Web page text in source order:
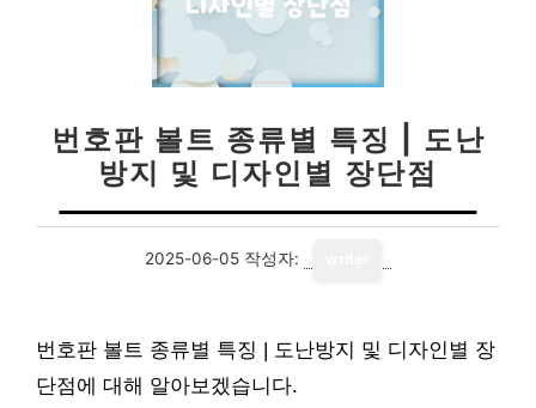
번호판 볼트 종류별 특징 | 도난
방지 및 디자인별 장단점
2025-06-05 작성자:
번호판 볼트 종류별 특징 | 도난방지 및 디자인별 장
단점에 대해 알아보겠습니다.